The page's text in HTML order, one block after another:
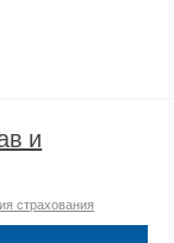
и
страхования